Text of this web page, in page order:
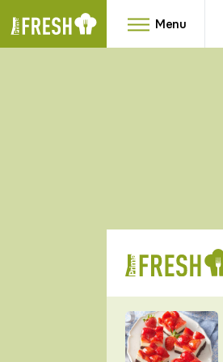
Menu
RYCHLOVKY